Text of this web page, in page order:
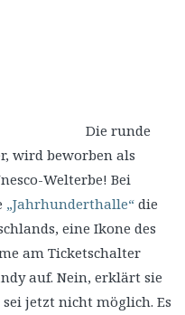
Die runde
wird beworben als
Welterbe! Bei
„Jahrhunderthalle“ die
eine Ikone des
am Ticketschalter
auf. Nein, erklärt sie
jetzt nicht möglich. Es